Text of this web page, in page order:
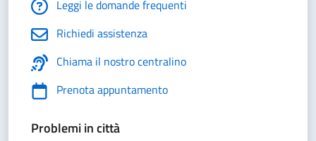
Leggi le domande frequenti
Richiedi assistenza
Chiama il nostro centralino
Prenota appuntamento
Problemi in città